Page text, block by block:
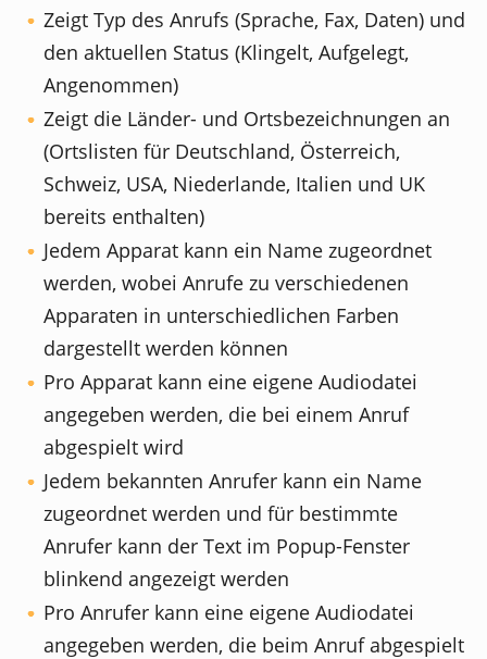
Zeigt Typ des Anrufs (Sprache, Fax, Daten) und
den aktuellen Status (Klingelt, Aufgelegt,
Angenommen)
Zeigt die Länder- und Ortsbezeichnungen an
(Ortslisten für Deutschland, Österreich,
Schweiz, USA, Niederlande, Italien und UK
bereits enthalten)
Jedem Apparat kann ein Name zugeordnet
werden, wobei Anrufe zu verschiedenen
Apparaten in unterschiedlichen Farben
dargestellt werden können
Pro Apparat kann eine eigene Audiodatei
angegeben werden, die bei einem Anruf
abgespielt wird
Jedem bekannten Anrufer kann ein Name
zugeordnet werden und für bestimmte
Anrufer kann der Text im Popup-Fenster
blinkend angezeigt werden
Pro Anrufer kann eine eigene Audiodatei
angegeben werden, die beim Anruf abgespielt